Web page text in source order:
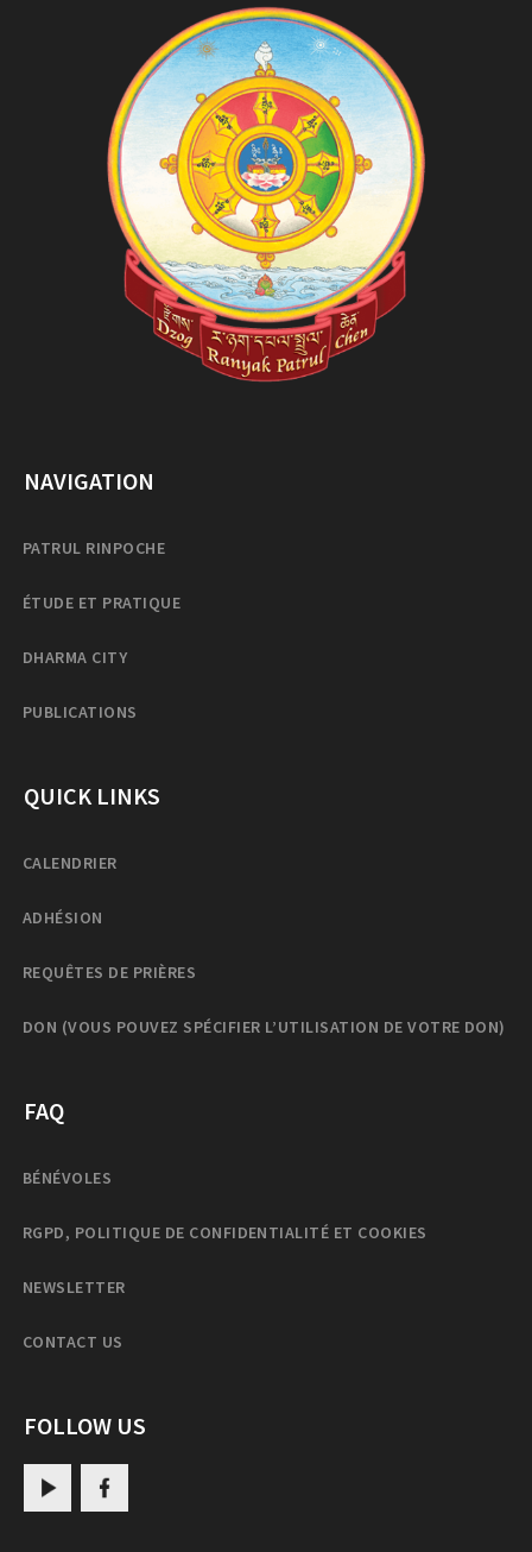
NAVIGATION
PATRUL RINPOCHE
ÉTUDE ET PRATIQUE
DHARMA CITY
PUBLICATIONS
QUICK LINKS
CALENDRIER
ADHÉSION
REQUÊTES DE PRIÈRES
DON (VOUS POUVEZ SPÉCIFIER L’UTILISATION DE VOTRE DON)
FAQ
BÉNÉVOLES
RGPD, POLITIQUE DE CONFIDENTIALITÉ ET COOKIES
NEWSLETTER
CONTACT US
FOLLOW US